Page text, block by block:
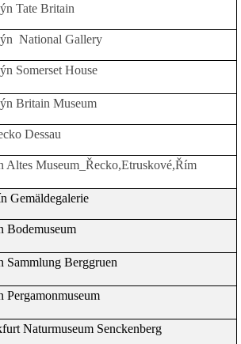
Tate Britain
National Gallery
Somerset House
Britain Museum
Dessau
Altes Museum_Řecko,Etruskové,Řím
Gemäldegalerie
Bodemuseum
Sammlung Berggruen
Pergamonmuseum
Naturmuseum Senckenberg